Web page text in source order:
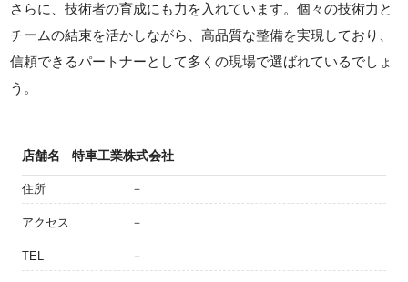
さらに、技術者の育成にも力を入れています。個々の技術力と
チームの結束を活かしながら、高品質な整備を実現しており、
信頼できるパートナーとして多くの現場で選ばれているでしょ
う。
店舗名 特車工業株式会社
住所 －
アクセス －
TEL －